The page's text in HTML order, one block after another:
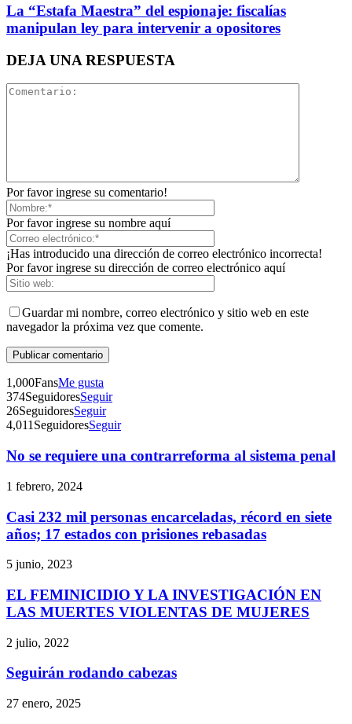
La “Estafa Maestra” del espionaje: fiscalías
manipulan ley para intervenir a opositores
DEJA UNA RESPUESTA
Por favor ingrese su comentario!
Por favor ingrese su nombre aquí
¡Has introducido una dirección de correo electrónico incorrecta!
Por favor ingrese su dirección de correo electrónico aquí
Guardar mi nombre, correo electrónico y sitio web en este
navegador la próxima vez que comente.
1,000FansMe gusta
374SeguidoresSeguir
26SeguidoresSeguir
4,011 SeguidoresSeguir
No se requiere una contrarreforma al sistema penal
1 febrero, 2024
Casi 232 mil personas encarceladas, récord en siete
años; 17 estados con prisiones rebasadas
5 junio, 2023
EL FEMINICIDIO Y LA INVESTIGACIÓN EN
LAS MUERTES VIOLENTAS DE MUJERES
2 julio, 2022
Seguirán rodando cabezas
27 enero, 2025